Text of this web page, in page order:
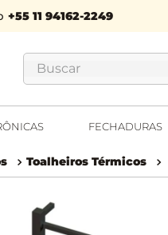
Buscar
FECHADURAS
Toalheiros Térmicos